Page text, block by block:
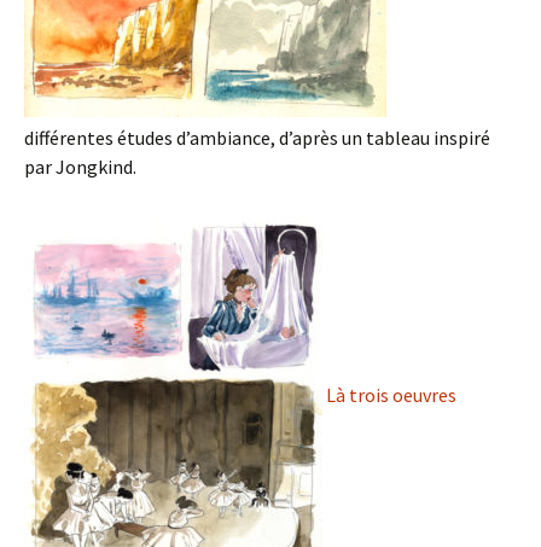
différentes études d’ambiance, d’après un tableau inspiré
par Jongkind.
Là trois oeuvres